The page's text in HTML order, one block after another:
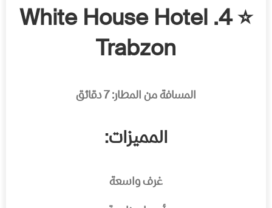
⭐ 4. White House Hotel
Trabzon
المسافة من المطار: 7 دقائق
المميزات:
غرف واسعة